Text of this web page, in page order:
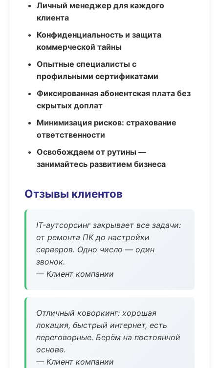
Личный менеджер для каждого
клиента
Конфиденциальность и защита
коммерческой тайны
Опытные специалисты с
профильными сертификатами
Фиксированная абонентская плата без
скрытых доплат
Минимизация рисков: страхование
ответственности
Освобождаем от рутины —
занимайтесь развитием бизнеса
Отзывы клиентов
IT-аутсорсинг закрывает все задачи:
от ремонта ПК до настройки
серверов. Одно число — один
звонок.
— Клиент компании
Отличный коворкинг: хорошая
локация, быстрый интернет, есть
переговорные. Берём на постоянной
основе.
— Клиент компании